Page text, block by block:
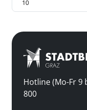
Hotline (Mo-Fr 9
800